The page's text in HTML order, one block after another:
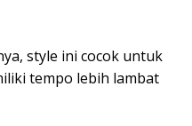
style ini cocok untuk
tempo lebih lambat